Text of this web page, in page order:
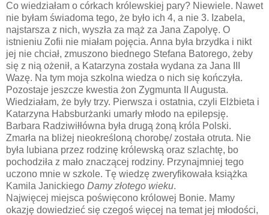
Co wiedziałam o córkach królewskiej pary? Niewiele. Nawet
nie byłam świadoma tego, że było ich 4, a nie 3. Izabela,
najstarsza z nich, wyszła za mąż za Jana Zapolyę. O
istnieniu Zofii nie miałam pojęcia. Anna była brzydka i nikt
jej nie chciał, zmuszono biednego Stefana Batorego, żeby
się z nią ożenił, a Katarzyna została wydana za Jana III
Wazę. Na tym moja szkolna wiedza o nich się kończyła.
Pozostaje jeszcze kwestia żon Zygmunta II Augusta.
Wiedziałam, że były trzy. Pierwsza i ostatnia, czyli Elżbieta i
Katarzyna Habsburżanki umarły młodo na epilepsję.
Barbara Radziwiłłówna była drugą żoną króla Polski.
Zmarła na bliżej nieokreśloną chorobę/ została otruta. Nie
była lubiana przez rodzinę królewską oraz szlachtę, bo
pochodziła z mało znaczącej rodziny. Przynajmniej tego
uczono mnie w szkole. Tę wiedzę zweryfikowała książka
Kamila Janickiego Damy złotego wieku.
Najwięcej miejsca poświęcono królowej Bonie. Mamy
okazję dowiedzieć się czegoś więcej na temat jej młodości,